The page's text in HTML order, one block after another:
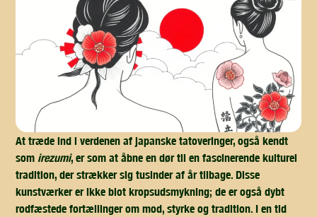
At træde ind i verdenen af japanske tatoveringer, også kendt
som irezumi, er som at åbne en dør til en fascinerende kulturel
tradition, der strækker sig tusinder af år tilbage. Disse
kunstværker er ikke blot kropsudsmykning; de er også dybt
rodfæstede fortællinger om mod, styrke og tradition. I en tid